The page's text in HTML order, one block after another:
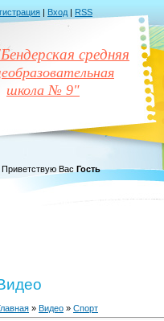
| Вход | RSS
средняя
школа № 9"
Приветствую Вас Гость
» Видео » Спорт